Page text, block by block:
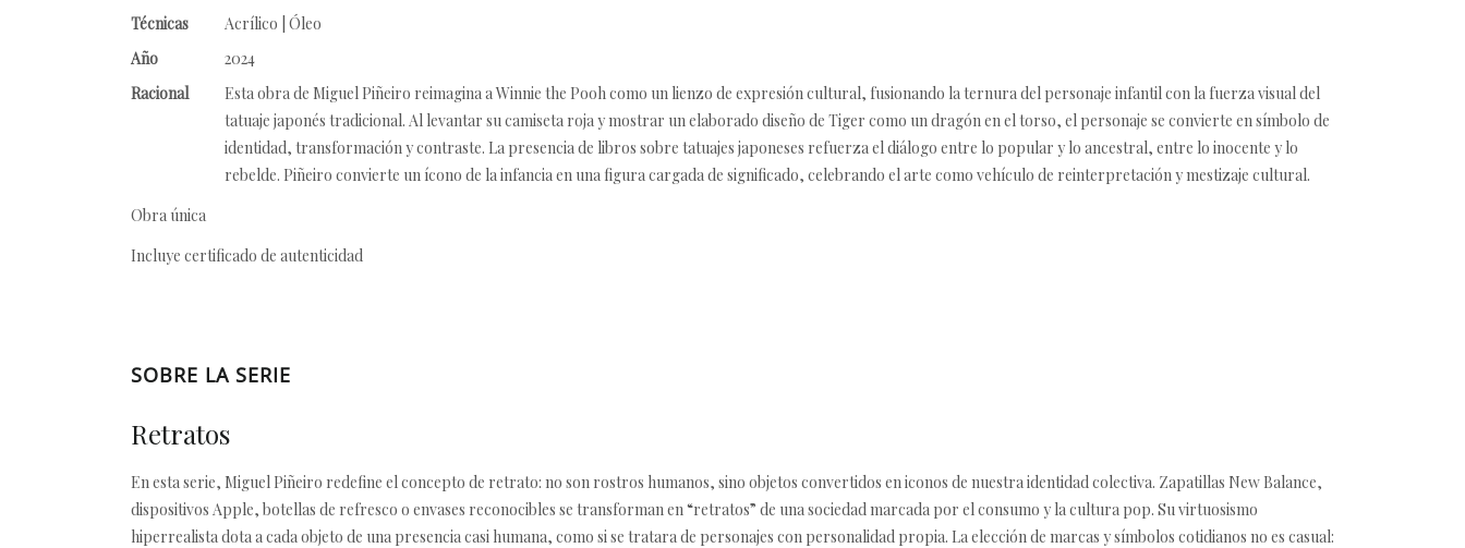
Técnicas
Acrílico | Óleo
Año
2024
Racional
Esta obra de Miguel Piñeiro reimagina a Winnie the Pooh como un lienzo de expresión cultural, fusionando la ternura del personaje infantil con la fuerza visual del
tatuaje japonés tradicional. Al levantar su camiseta roja y mostrar un elaborado diseño de Tiger como un dragón en el torso, el personaje se convierte en símbolo de
identidad, transformación y contraste. La presencia de libros sobre tatuajes japoneses refuerza el diálogo entre lo popular y lo ancestral, entre lo inocente y lo
rebelde. Piñeiro convierte un ícono de la infancia en una figura cargada de significado, celebrando el arte como vehículo de reinterpretación y mestizaje cultural.
Obra única
Incluye certificado de autenticidad
SOBRE LA SERIE
Retratos
En esta serie, Miguel Piñeiro redefine el concepto de retrato: no son rostros humanos, sino objetos convertidos en iconos de nuestra identidad colectiva. Zapatillas New Balance,
dispositivos Apple, botellas de refresco o envases reconocibles se transforman en “retratos” de una sociedad marcada por el consumo y la cultura pop. Su virtuosismo
hiperrealista dota a cada objeto de una presencia casi humana, como si se tratara de personajes con personalidad propia. La elección de marcas y símbolos cotidianos no es casual: